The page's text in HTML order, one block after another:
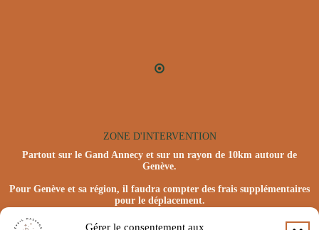
Gérer le consentement aux
ZONE D'INTERVENTION
Partout sur le Gand Annecy et sur un rayon de 10km autour de
Genève.
Pour Genève et sa région, il faudra compter des frais supplémentaires
pour le déplacement.